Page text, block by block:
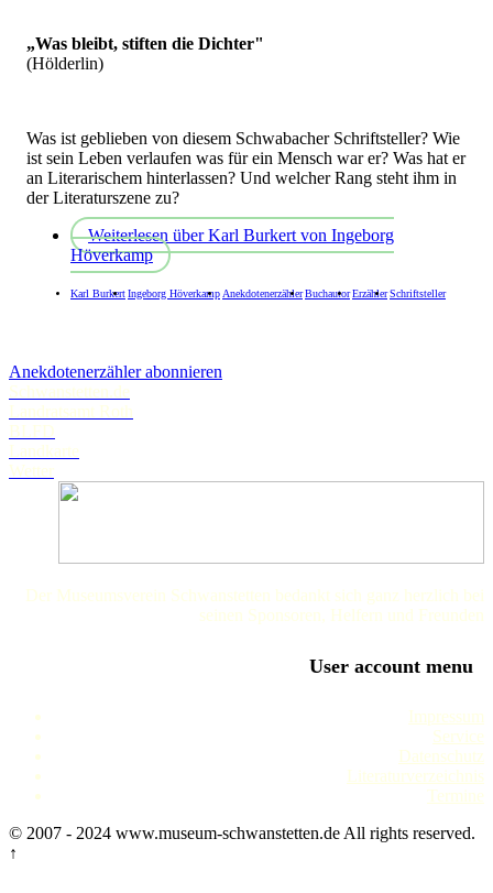
„Was bleibt, stiften die Dichter"
(Hölderlin)
Was ist geblieben von diesem Schwabacher Schriftsteller? Wie
ist sein Leben verlaufen was für ein Mensch war er? Was hat er
an Literarischem hinterlassen? Und welcher Rang steht ihm in
der Literaturszene zu?
Weiterlesen über Karl Burkert von Ingeborg
Höverkamp
Karl BurkertIngeborg Höverkamp AnekdotenerzählerBuchautorErzählerSchriftsteller
Anekdotenerzähler abonnieren
Schwanstetten.de
Landratsamt Roth
BLFD
Landkarte
Wetter
Der Museumsverein Schwanstetten bedankt sich ganz herzlich bei
seinen Sponsoren, Helfern und Freunden
User account menu
Impressum
Service
Datenschutz
Literaturverzeichnis
Termine
© 2007 - 2024 www.museum-schwanstetten.de All rights reserved.
↑